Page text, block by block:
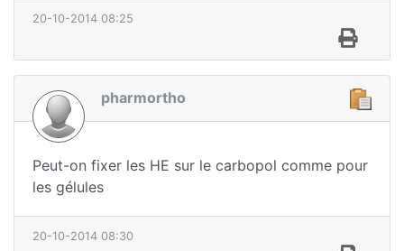
20-10-2014 08:25
pharmortho
Peut-on fixer les HE sur le carbopol comme pour
les gélules
20-10-2014 08:30